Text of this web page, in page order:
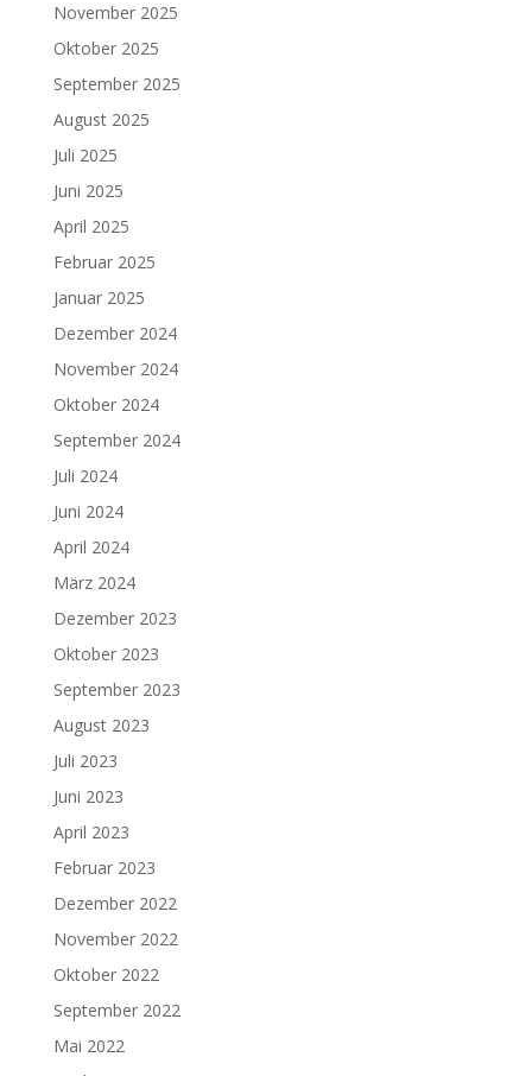
November 2025
Oktober 2025
September 2025
August 2025
Juli 2025
Juni 2025
April 2025
Februar 2025
Januar 2025
Dezember 2024
November 2024
Oktober 2024
September 2024
Juli 2024
Juni 2024
April 2024
März 2024
Dezember 2023
Oktober 2023
September 2023
August 2023
Juli 2023
Juni 2023
April 2023
Februar 2023
Dezember 2022
November 2022
Oktober 2022
September 2022
Mai 2022